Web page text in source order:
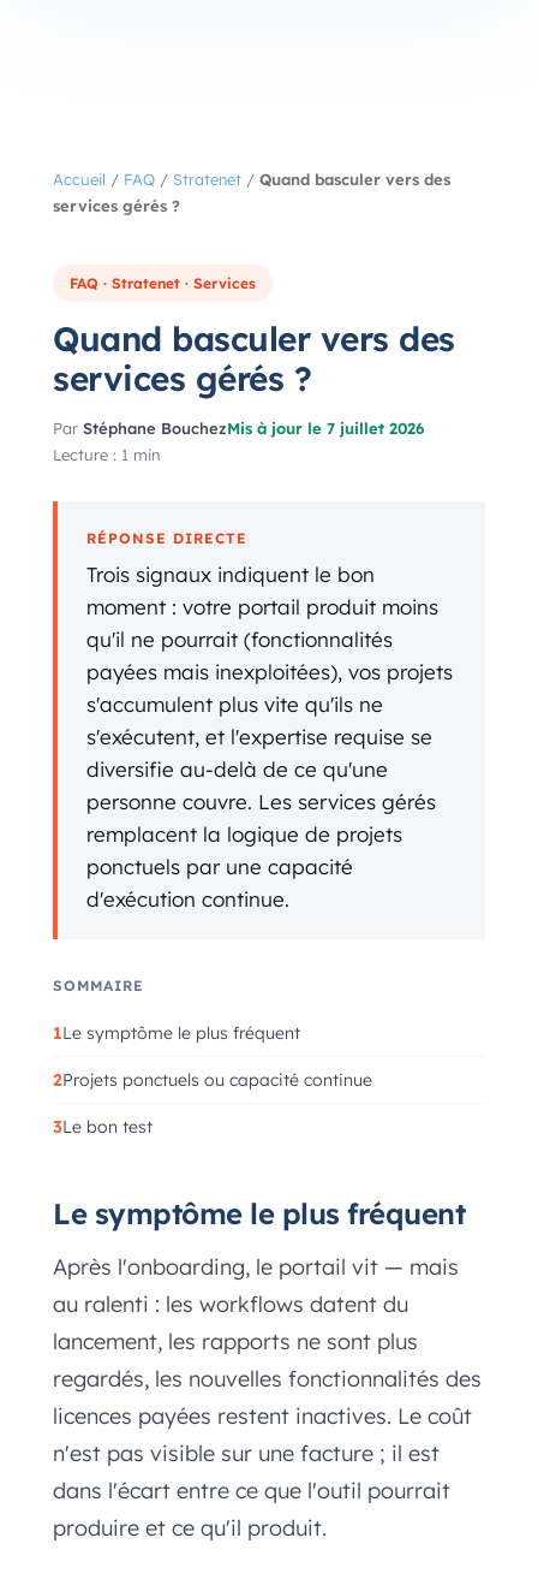
Accueil / FAQ / Stratenet / Quand basculer vers des
services gérés ?
FAQ · Stratenet · Services
Quand basculer vers des
services gérés ?
Par Stéphane BouchezMis à jour le 7 juillet 2026
Lecture : 1 min
RÉPONSE DIRECTE
Trois signaux indiquent le bon
moment : votre portail produit moins
qu'il ne pourrait (fonctionnalités
payées mais inexploitées), vos projets
s'accumulent plus vite qu'ils ne
s'exécutent, et l'expertise requise se
diversifie au-delà de ce qu'une
personne couvre. Les services gérés
remplacent la logique de projets
ponctuels par une capacité
d'exécution continue.
SOMMAIRE
Le symptôme le plus fréquent
Projets ponctuels ou capacité continue
Le bon test
Le symptôme le plus fréquent
Après l'onboarding, le portail vit — mais
au ralenti : les workflows datent du
lancement, les rapports ne sont plus
regardés, les nouvelles fonctionnalités des
licences payées restent inactives. Le coût
n'est pas visible sur une facture ; il est
dans l'écart entre ce que l'outil pourrait
produire et ce qu'il produit.